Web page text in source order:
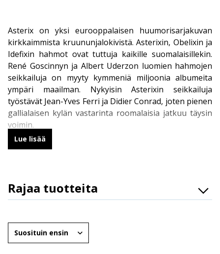
Asterix on yksi eurooppalaisen huumorisarjakuvan
kirkkaimmista kruununjalokivistä. Asterixin, Obelixin ja
Idefixin hahmot ovat tuttuja kaikille suomalaisillekin.
René Goscinnyn ja Albert Uderzon luomien hahmojen
seikkailuja on myyty kymmeniä miljoonia albumeita
ympäri maailman. Nykyisin Asterixin seikkailuja
työstävät Jean-Yves Ferri ja Didier Conrad, joten pienen
gallialaisen kylän vastarinta roomalaisia jatkuu täysin
voimin.
René Goscinny ja Albert Uderzo
ranskalaisten René Goscinnyn terävästä kynästä sekä
Albert Uderzon kirjoittamista tarinoista. Parivaljakon
on Asterix gallialainen. Asterix gallialainen näki
päivänvalon vuonna 1959, vaikkakin Asterixin
maihinnousua odotettiin Suomessa vuoteen 1969,
Lue lisää
Rajaa tuotteita
Osasto
Ikäryhmät
Järjestä